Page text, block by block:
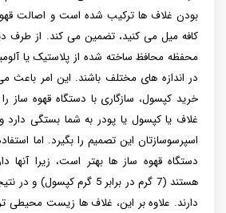
بودن غلاف ها ترکیب شده است و اصالت قهوه
کافه میل می کنید، تضمین می کند. از طرف
محفظه محافظ ساخته شده از پلاستیک یا
در اندازه های مختلف باشند. این امر باعث
خرید کپسول، سازگاری با دستگاه قهوه ساز
غلاف یا کپسول یا پودر به شما بستگی دارد
اسپرسوسازتان این تصمیم را بگیرد. اما
دستگاه قهوه ساز ها بهتر است، زیرا آنها
هستند (7 گرم در برابر 5 گرم
دارند. علاوه بر این، غلاف ها زیست محیطی